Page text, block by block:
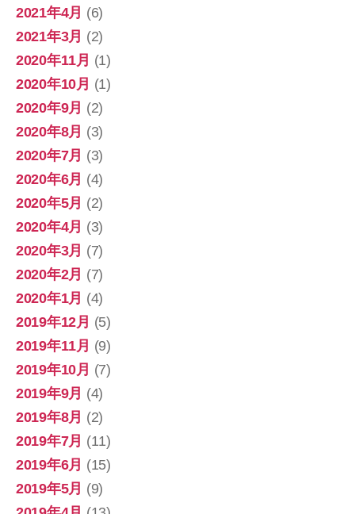
2021年4月 (6)
2021年3月 (2)
2020年11月 (1)
2020年10月 (1)
2020年9月 (2)
2020年8月 (3)
2020年7月 (3)
2020年6月 (4)
2020年5月 (2)
2020年4月 (3)
2020年3月 (7)
2020年2月 (7)
2020年1月 (4)
2019年12月 (5)
2019年11月 (9)
2019年10月 (7)
2019年9月 (4)
2019年8月 (2)
2019年7月 (11)
2019年6月 (15)
2019年5月 (9)